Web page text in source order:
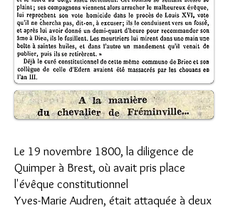
Le 19 novembre 1800, la diligence de
Quimper à Brest, où avait pris place
l'évêque constitutionnel
Yves-Marie Audren, était attaquée à deux